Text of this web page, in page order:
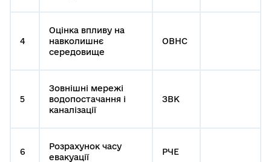
4
Оцінка впливу на
навколишнє
середовище
ОВНС
5
Зовнішні мережі
водопостачання і
каналізації
ЗВК
6
Розрахунок часу
евакуації
РЧЕ